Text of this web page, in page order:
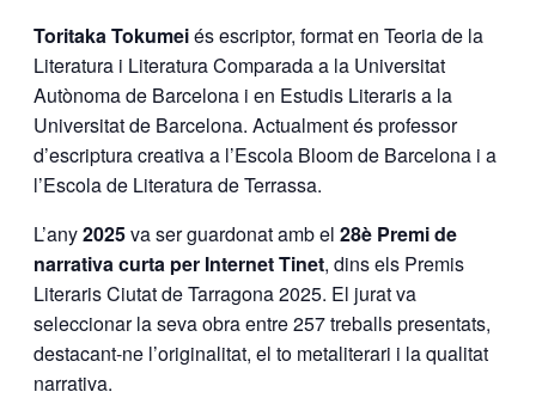
Toritaka Tokumeiés escriptor, format en Teoria de la
Literatura i Literatura Comparada a la Universitat
Autònoma de Barcelona i en Estudis Literaris a la
Universitat de Barcelona. Actualment és professor
d’escriptura creativa a l’Escola Bloom de Barcelona i a
l’Escola de Literatura de Terrassa.
L’any2025va ser guardonat amb el 28è Premi de
narrativa curta per Internet Tinet, dins els Premis
Literaris Ciutat de Tarragona 2025. El jurat va
seleccionar la seva obra entre 257 treballs presentats,
destacant-ne l’originalitat, el to metaliterari i la qualitat
narrativa.